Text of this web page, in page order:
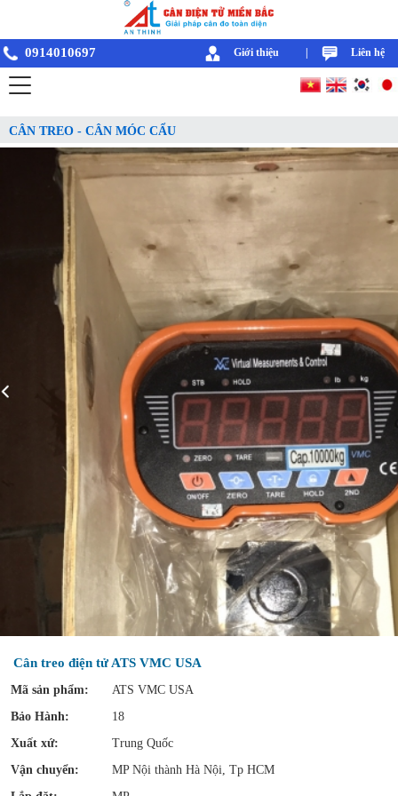
0914010697 Giới thiệu Liên hệ
CÂN TREO - CÂN MÓC CẨU
Cân treo điện tử ATS VMC USA
Mã sản phẩm:
ATS VMC USA
Bảo Hành:
18
Xuất xứ:
Trung Quốc
Vận chuyển:
MP Nội thành Hà Nội, Tp HCM